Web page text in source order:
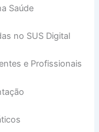
Saúde
no SUS Digital
e Profissionais